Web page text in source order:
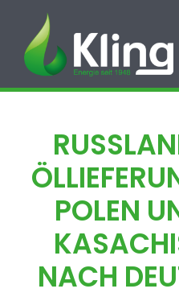
springen
POLEN
NACH